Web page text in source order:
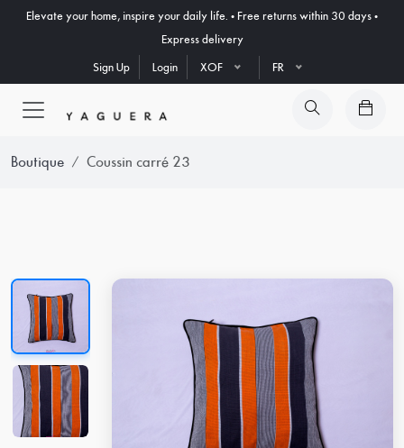
Elevate your home, inspire your daily life. • Free returns within 30 days •
Express delivery
Sign Up
Login XOF FR
Boutique Coussin carré 23